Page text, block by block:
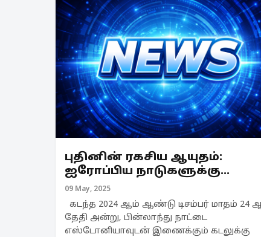
புதினின் ரகசிய ஆயுதம்:
ஐரோப்பிய நாடுகளுக்கு
கடலுக்கு அடியில் மறைந்துள்ள
ஆபத்து
09 May, 2025
தேதி அன்று, பின்லாந்து நாட்டை
எஸ்டோனியாவுடன் இணைக்கும் கடலுக்கு